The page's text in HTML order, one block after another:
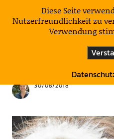
KulturNatur
Auf leisen Sohlen an die
30/08/2018
Diese Seite
Nutzerfreundlichkeit zu
Verwendung